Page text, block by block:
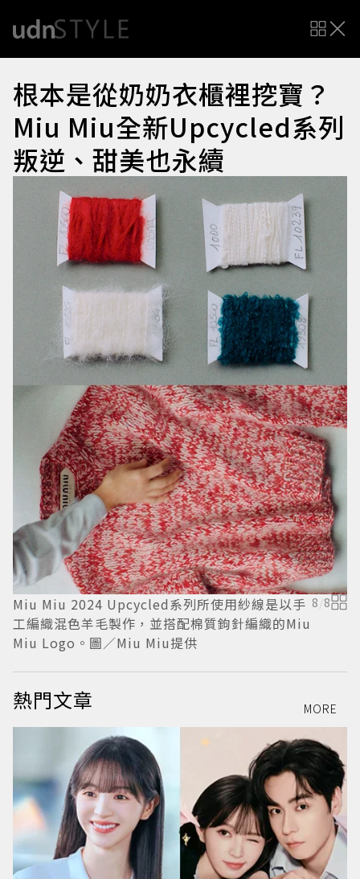
根本是從奶奶衣櫃裡挖寶？
Miu Miu全新Upcycled系列
叛逆、甜美也永續
Miu Miu 2024 Upcycled系列所使用紗線是以手
工編織混色羊毛製作，並搭配棉質鉤針編織的Miu
Miu Logo。圖／Miu Miu提供
8/8
熱門文章 MORE